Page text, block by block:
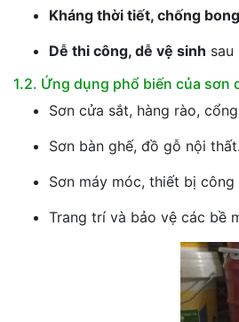
Kháng thời tiết, chống
Dễ thi công, dễ vệ sinh sau
1.2. Ứng dụng phổ biến của sơn
Sơn cửa sắt, hàng rào,
Sơn bàn ghế, đồ gỗ nội thất.
Sơn máy móc, thiết bị công
Trang trí và bảo vệ các bề